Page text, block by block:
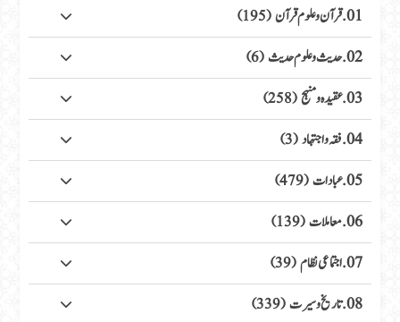
01. قرآن وعلوم قرآن (195)
02. حدیث وعلوم حدیث (6)
03. عقیدہ ومنہج (258)
04. فقہ واجتہاد (3)
05. عبادات (479)
06. معاملات (139)
07. اجتماعی نظام (39)
08. تاریخ وسیرت (339)